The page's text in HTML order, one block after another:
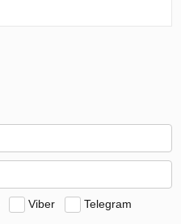
Viber Telegram